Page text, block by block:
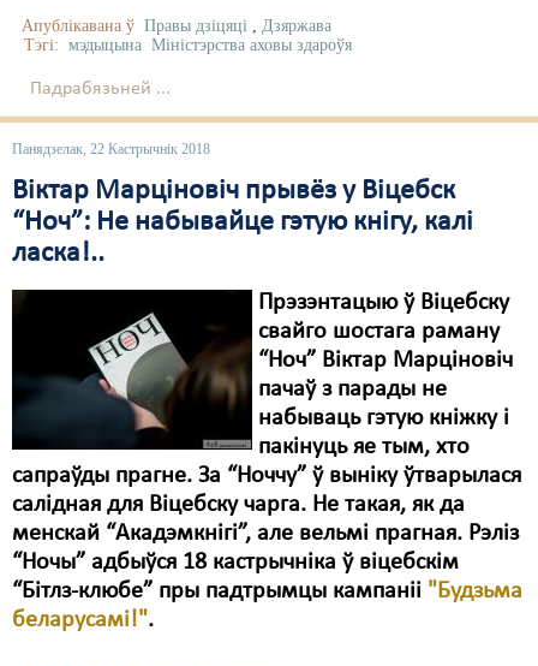
Апублікавана ў Правы дзіцяці
Дзяржава
Тэгі: мэдыцына Міністэрства аховы здароўя
Падрабязьней ...
Панядзелак, 22 Кастрычнік 2018
Віктар Марціновіч прывёз у Віцебск
“Ноч”: Не набывайце гэтую кнігу, калі
ласка!..
Прэзэнтацыю ў Віцебску
свайго шостага раману
“Ноч” Віктар Марціновіч
пачаў з парады не
набываць гэтую кніжку і
пакінуць яе тым, хто
сапраўды прагне. За “Ноччу” ў выніку ўтварылася
салідная для Віцебску чарга. Не такая, як да
менскай “Акадэмкнігі”, але вельмі прагная. Рэліз
“Ночы” адбыўся 18 кастрычніка ў віцебскім
“Бітлз-клюбе” пры падтрымцы кампаніі "Будзьма
беларусамі!".